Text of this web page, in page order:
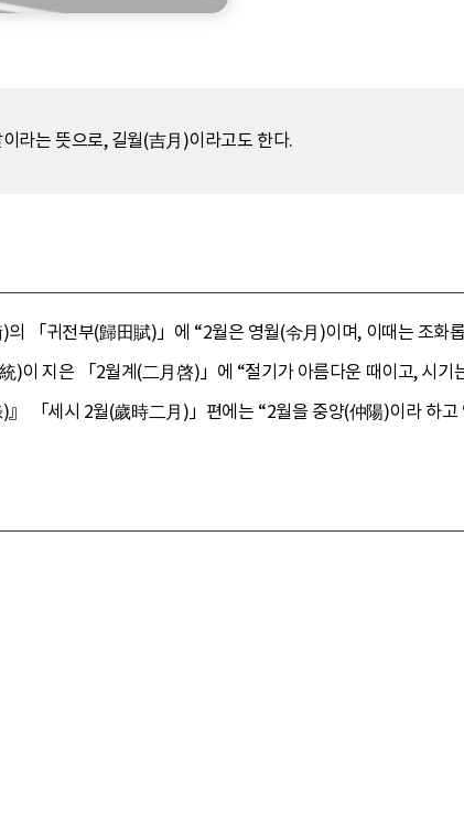
라는 뜻으로, 길월(吉月)이라고도 한다.
「귀전부(歸田賦)」에 “2월은 영월(令月)이며, 이때는 조화
)이 지은 「2월계(二月啓)」에 “절기가 아름다운 때이고, 시
)』 「세시 2월(歲時二月)」편에는 “2월을 중양(仲陽)이라 하